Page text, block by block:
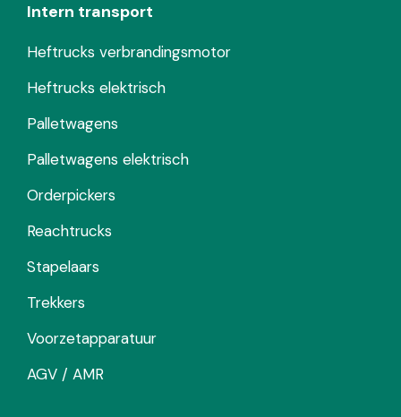
Intern transport
Heftrucks verbrandingsmotor
Heftrucks elektrisch
Palletwagens
Palletwagens elektrisch
Orderpickers
Reachtrucks
Stapelaars
Trekkers
Voorzetapparatuur
AGV / AMR